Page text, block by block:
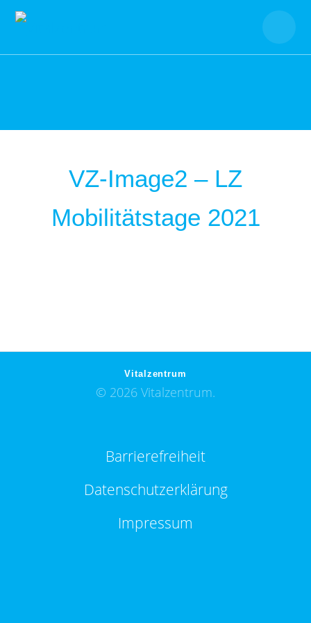
to
VZ-Image2 – LZ
Mobilitätstage 2021
Vitalzentrum
© 2026 Vitalzentrum.
Barrierefreiheit
Datenschutzerklärung
Impressum